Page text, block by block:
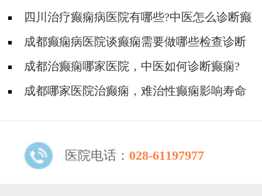
以检查出来吗?
四川治疗癫痫病医院有哪些?中医怎么诊断癫
痫的?成都癫痫病医院谈癫痫需要做哪些检查诊断
成都治癫痫哪家医院，中医如何诊断癫痫?
成都哪家医院治癫痫，难治性癫痫影响寿命
医院电话： 028-61197977